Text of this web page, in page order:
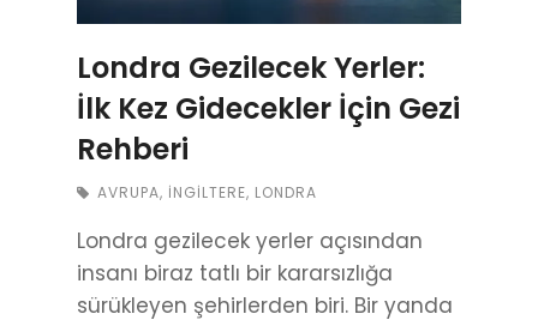
Londra Gezilecek Yerler:
İlk Kez Gidecekler İçin Gezi
Rehberi
AVRUPA, İNGILTERE, LONDRA
Londra gezilecek yerler açısından
insanı biraz tatlı bir kararsızlığa
sürükleyen şehirlerden biri. Bir yanda